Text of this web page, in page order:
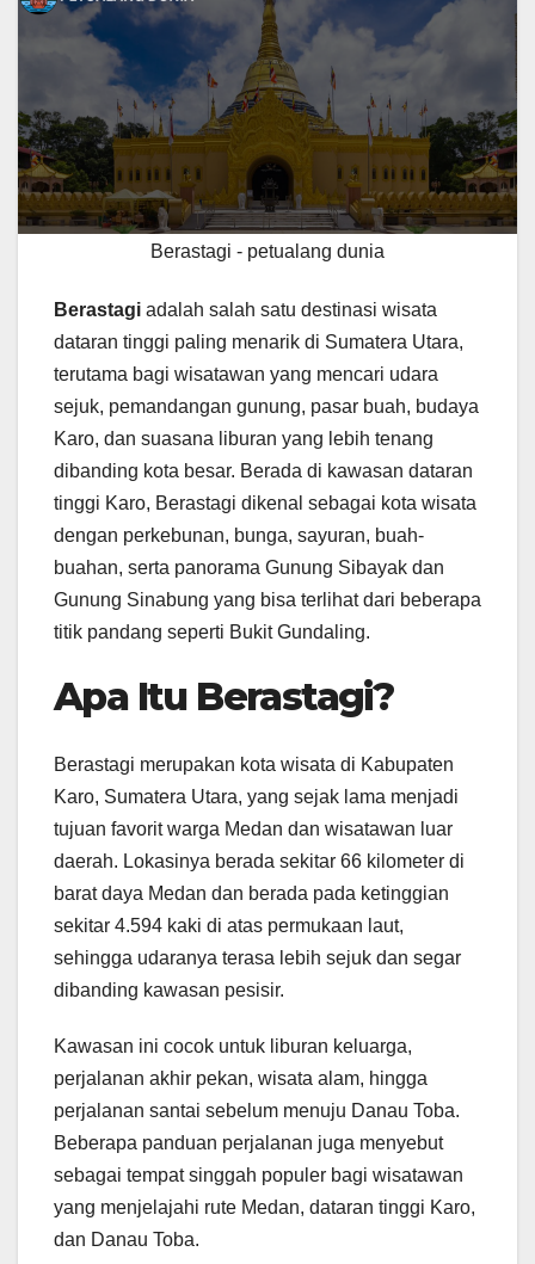
Berastagi - petualang dunia
Berastagi adalah salah satu destinasi wisata
dataran tinggi paling menarik di Sumatera Utara,
terutama bagi wisatawan yang mencari udara
sejuk, pemandangan gunung, pasar buah, budaya
Karo, dan suasana liburan yang lebih tenang
dibanding kota besar. Berada di kawasan dataran
tinggi Karo, Berastagi dikenal sebagai kota wisata
dengan perkebunan, bunga, sayuran, buah-
buahan, serta panorama Gunung Sibayak dan
Gunung Sinabung yang bisa terlihat dari beberapa
titik pandang seperti Bukit Gundaling.
Apa Itu Berastagi?
Berastagi merupakan kota wisata di Kabupaten
Karo, Sumatera Utara, yang sejak lama menjadi
tujuan favorit warga Medan dan wisatawan luar
daerah. Lokasinya berada sekitar 66 kilometer di
barat daya Medan dan berada pada ketinggian
sekitar 4.594 kaki di atas permukaan laut,
sehingga udaranya terasa lebih sejuk dan segar
dibanding kawasan pesisir.
Kawasan ini cocok untuk liburan keluarga,
perjalanan akhir pekan, wisata alam, hingga
perjalanan santai sebelum menuju Danau Toba.
Beberapa panduan perjalanan juga menyebut
sebagai tempat singgah populer bagi wisatawan
yang menjelajahi rute Medan, dataran tinggi Karo,
dan Danau Toba.